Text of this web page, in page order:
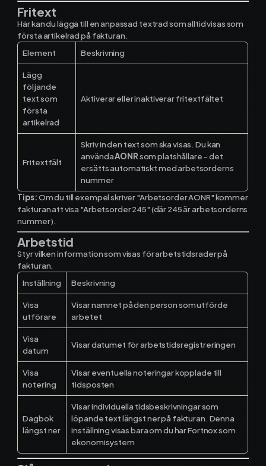
Materialhantering
Checklistor
Offert
Grossister
Fakturering
Kontakt och support
Telefon: 0300-120 11
Fritext
Här kan du lägga till en anpassad textrad som alltid visas som
första artikelrad på fakturan.
Element
Beskrivning
Lägg
följande
text som
första
artikelrad
Aktiverar eller inaktiverar fritextfältet
Fritextfält
Skriv in den text som ska visas. Du kan
användaAONRsom platshållare – det
ersätts automatiskt med arbetsorderns
nummer
Tips:Om du till exempel skriver "Arbetsorder AONR" kommer
fakturan att visa "Arbetsorder 245" (där 245 är arbetsorderns
nummer).
Arbetstid
Styr vilken information som visas för arbetstidsrader på
fakturan.
Inställning
Beskrivning
Visa
utförare
Visar namnet på den person som utförde
arbetet
Visa
datum
Visar datumet för arbetstidsregistreringen
Visa
notering
Visar eventuella noteringar kopplade till
tidsposten
Dagbok
längst ner
Visar individuella tidsbeskrivningar som
löpande text längst ner på fakturan. Denna
inställning visas bara om du har Fortnox som
ekonomisystem